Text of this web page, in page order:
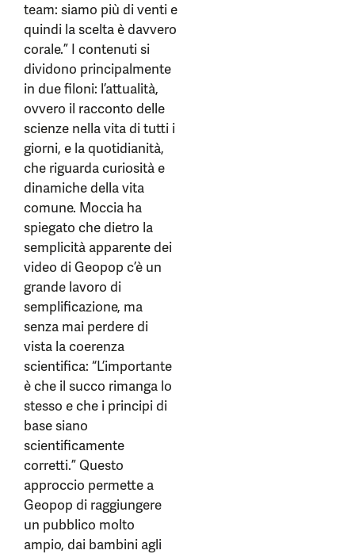
team: siamo più di venti e
quindi la scelta è davvero
corale.” I contenuti si
dividono principalmente
in due filoni: l’attualità,
ovvero il racconto delle
scienze nella vita di tutti i
giorni, e la quotidianità,
che riguarda curiosità e
dinamiche della vita
comune. Moccia ha
spiegato che dietro la
semplicità apparente dei
video di Geopop c’è un
grande lavoro di
semplificazione, ma
senza mai perdere di
vista la coerenza
scientifica: “L’importante
è che il succo rimanga lo
stesso e che i principi di
base siano
scientificamente
corretti.” Questo
approccio permette a
Geopop di raggiungere
un pubblico molto
ampio, dai bambini agli